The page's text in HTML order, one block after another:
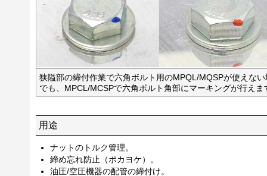
狭隘部の締付作業で六角ボルト用のMPQL/MQSPが使えない
でも、MPCL/MCSPで六角ボルト角部にマーキングが行えま
用途
ナットのトルク管理。
締め忘れ防止（ポカヨケ）。
油圧/空圧機器の配管の締付け。